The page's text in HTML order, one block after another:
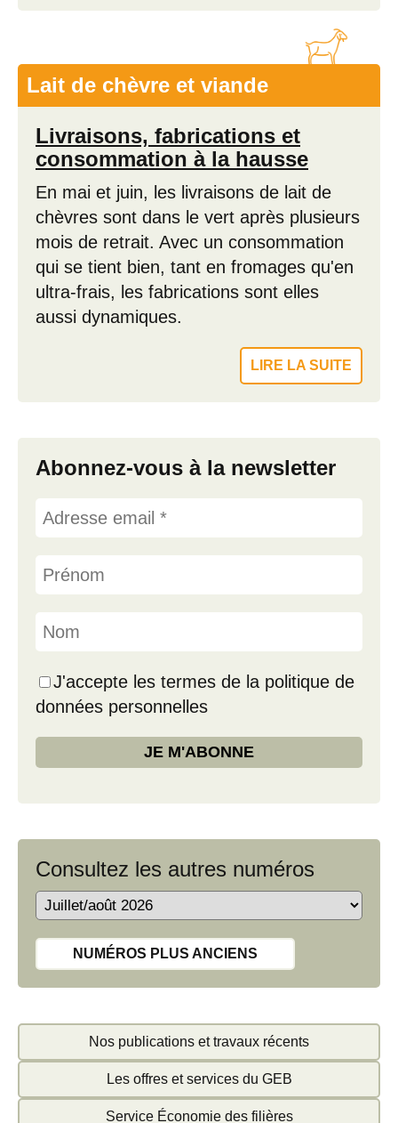
Lait de chèvre et viande
Livraisons, fabrications et
consommation à la hausse
En mai et juin, les livraisons de lait de
chèvres sont dans le vert après plusieurs
mois de retrait. Avec un consommation
qui se tient bien, tant en fromages qu'en
ultra-frais, les fabrications sont elles
aussi dynamiques.
LIRE LA SUITE
Abonnez-vous à la newsletter
J'accepte les termes de la politique de
données personnelles
Consultez les autres numéros
NUMÉROS PLUS ANCIENS
Nos publications et travaux récents
Les offres et services du GEB
Service Économie des filières